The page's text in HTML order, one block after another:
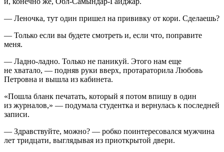
— Леночка, тут один пришел на прививку от кори. Сделаешь?
— Только если вы будете смотреть и, если что, поправите
меня.
— Ладно-ладно. Только не паникуй. Этого нам еще
не хватало, — подняв руки вверх, протараторила Любовь
Петровна и вышла из кабинета.
«Пошла бланк печатать, который я потом впишу в один
из журналов,» — подумала студентка и вернулась к последней
записи.
— Здравствуйте, можно? — робко поинтересовался мужчина
лет тридцати, выглядывая из приоткрытой двери.